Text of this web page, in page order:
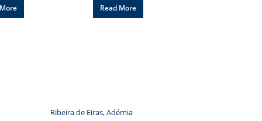
Read More
Ribeira de Eiras, Adémia